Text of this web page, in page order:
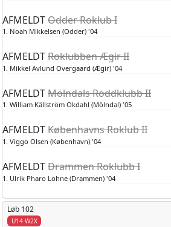
AFMELDTOdder Roklub I
1. Noah Mikkelsen (Odder) '04
AFMELDTRoklubben Ægir II
1. Mikkel Avlund Overgaard (Ægir) '04
AFMELDTMölndals Roddklubb II
1. William Källström Okdahl (Mölndal) '05
AFMELDTKøbenhavns Roklub II
1. Viggo Olsen (København) '04
AFMELDTDrammen Roklubb I
1. Ulrik Pharo Lohne (Drammen) '04
Løb 102
U14 W2X